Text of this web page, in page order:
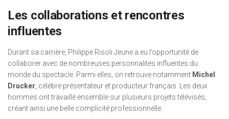
Les collaborations et rencontres
influentes
Durant sa carrière, Philippe Risoli Jeune a eu l’opportunité de
collaborer avec de nombreuses personnalités influentes du
monde du spectacle. Parmi elles, on retrouve notamment Michel
Drucker , célèbre présentateur et producteur français. Les deux
hommes ont travaillé ensemble sur plusieurs projets télévisés,
créant ainsi une belle complicité professionnelle.